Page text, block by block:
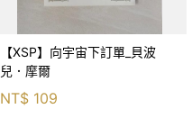
【XSP】向宇宙下訂單_貝波
兒．摩爾
NT$ 109